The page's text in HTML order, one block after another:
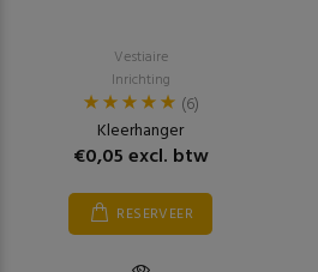
Vestiaire
Inrichting
(6)
Kleerhanger
€0,05 excl. btw
RESERVEER